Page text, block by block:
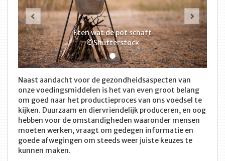
Eten wat de pot schaft
©Shutterstock
Vorige
Naast aandacht voor de gezondheidsaspecten van
onze voedingsmiddelen is het van even groot belang
om goed naar het productieproces van ons voedsel te
kijken. Duurzaam en diervriendelijk produceren, en oog
hebben voor de omstandigheden waaronder mensen
moeten werken, vraagt om gedegen informatie en
goede afwegingen om steeds weer juiste keuzes te
kunnen maken.